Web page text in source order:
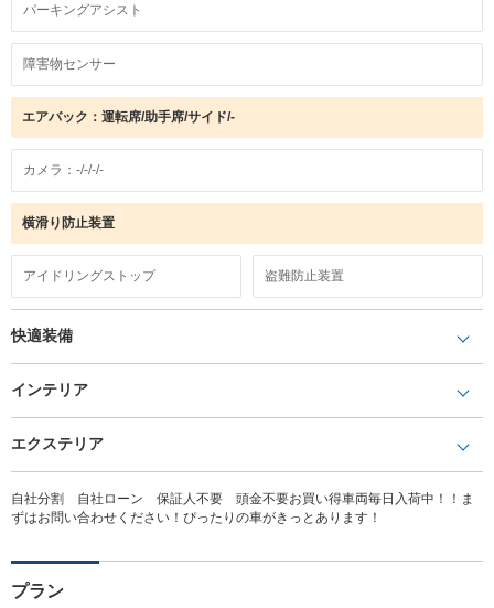
パーキングアシスト
障害物センサー
エアバック：運転席/助手席/サイド/-
カメラ：-/-/-/-
横滑り防止装置
アイドリングストップ 盗難防止装置
快適装備
インテリア
エクステリア
自社分割 自社ローン 保証人不要 頭金不要お買い得車両毎日入荷中！！ま
ずはお問い合わせください！ぴったりの車がきっとあります！
プラン